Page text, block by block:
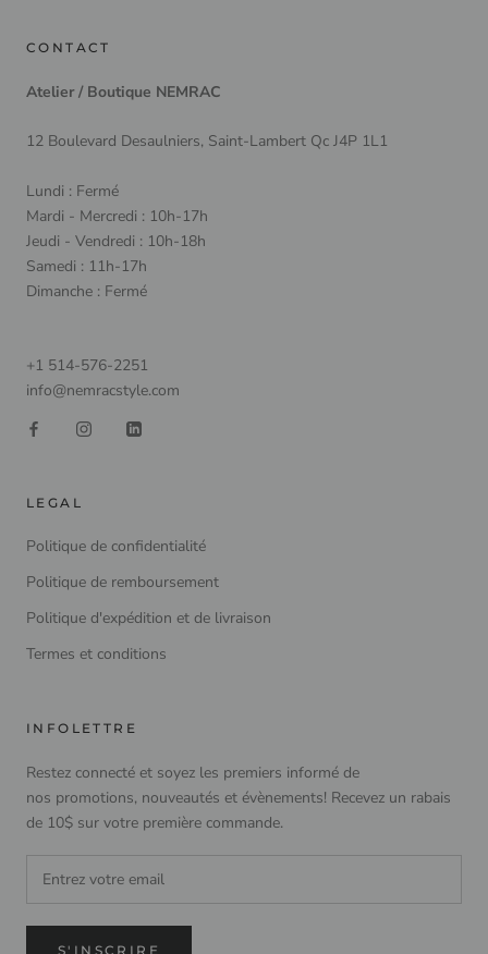
CONTACT
Atelier / Boutique NEMRAC
12 Boulevard Desaulniers, Saint-Lambert Qc J4P 1L1
Lundi : Fermé
Mardi - Mercredi : 10h-17h
Jeudi - Vendredi : 10h-18h
Samedi : 11h-17h
Dimanche : Fermé
+1 514-576-2251
info@nemracstyle.com
LEGAL
Politique de confidentialité
Politique de remboursement
Politique d'expédition et de livraison
Termes et conditions
INFOLETTRE
Restez connecté et soyez les premiers informé de
nos promotions, nouveautés et évènements! Recevez un rabais
de 10$ sur votre première commande.
S'INSCRIRE